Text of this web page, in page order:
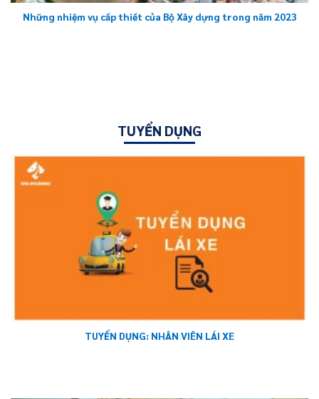
Những nhiệm vụ cấp thiết của Bộ Xây dựng trong năm 2023
TUYỂN DỤNG
TUYỂN DỤNG: NHÂN VIÊN LÁI XE